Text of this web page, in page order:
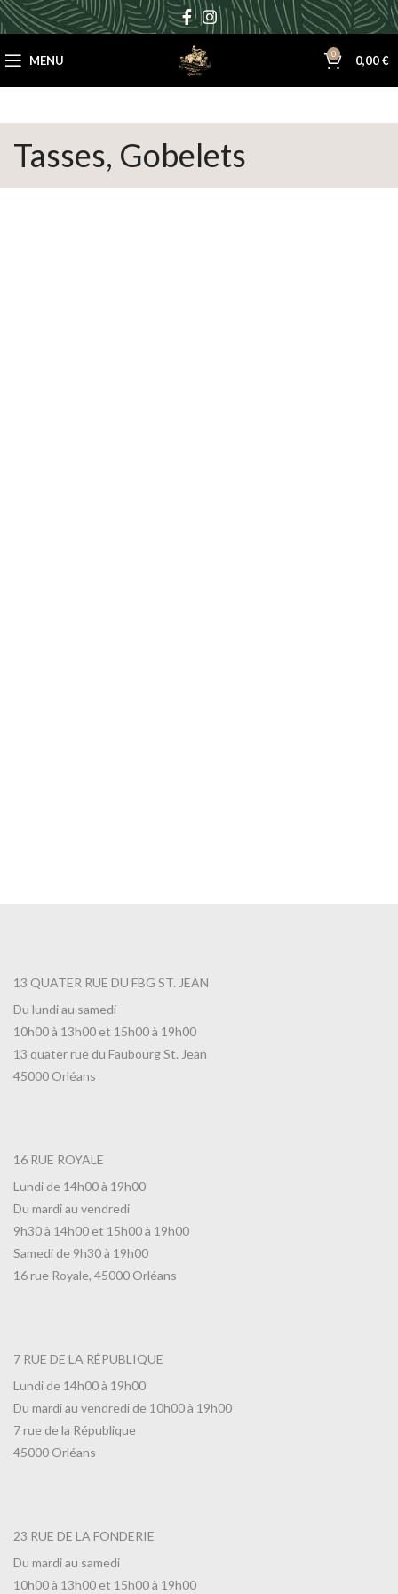
MENU 0 0,00€
Tasses, Gobelets
13 QUATER RUE DU FBG ST. JEAN
Du lundi au samedi
10h00 à 13h00 et 15h00 à 19h00
13 quater rue du Faubourg St. Jean
45000 Orléans
16 RUE ROYALE
Lundi de 14h00 à 19h00
Du mardi au vendredi
9h30 à 14h00 et 15h00 à 19h00
Samedi de 9h30 à 19h00
16 rue Royale, 45000 Orléans
7 RUE DE LA RÉPUBLIQUE
Lundi de 14h00 à 19h00
Du mardi au vendredi de 10h00 à 19h00
7 rue de la République
45000 Orléans
23 RUE DE LA FONDERIE
Du mardi au samedi
10h00 à 13h00 et 15h00 à 19h00